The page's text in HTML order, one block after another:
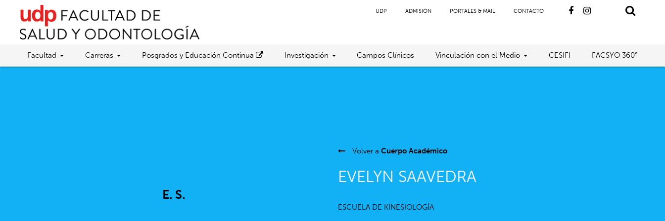
UDP ADMISIÓN PORTALES & MAIL CONTACTO
Facultad Carreras Posgrados y Educación Continua Investigación Campos Clínicos Vinculación con el Medio CESIFI FACSYO 360°
E. S.
Volver aCuerpo Académico
EVELYN SAAVEDRA
ESCUELA DE KINESIOLOGÍA